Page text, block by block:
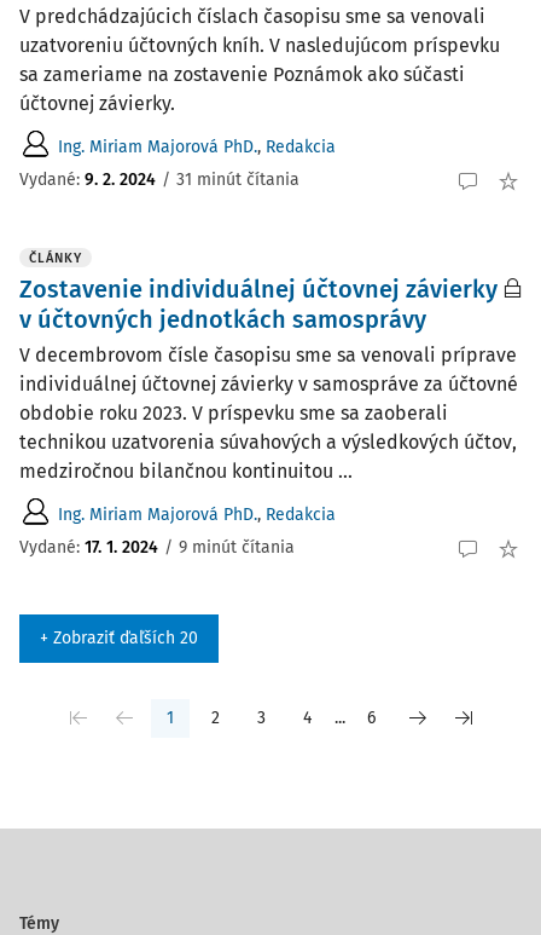
V predchádzajúcich číslach časopisu sme sa venovali
uzatvoreniu účtovných kníh. V nasledujúcom príspevku
sa zameriame na zostavenie Poznámok ako súčasti
účtovnej závierky.
Ing. Miriam Majorová PhD., Redakcia
Vydané: 9. 2. 2024 / 31 minút čítania
ČLÁNKY
Zostavenie individuálnej účtovnej závierky
v účtovných jednotkách samosprávy
V decembrovom čísle časopisu sme sa venovali príprave
individuálnej účtovnej závierky v samospráve za účtovné
obdobie roku 2023. V príspevku sme sa zaoberali
technikou uzatvorenia súvahových a výsledkových účtov,
medziročnou bilančnou kontinuitou ...
Ing. Miriam Majorová PhD., Redakcia
Vydané: 17. 1. 2024 / 9 minút čítania
+ Zobraziť ďaľších 20
1 2 3 4 ... 6
Témy